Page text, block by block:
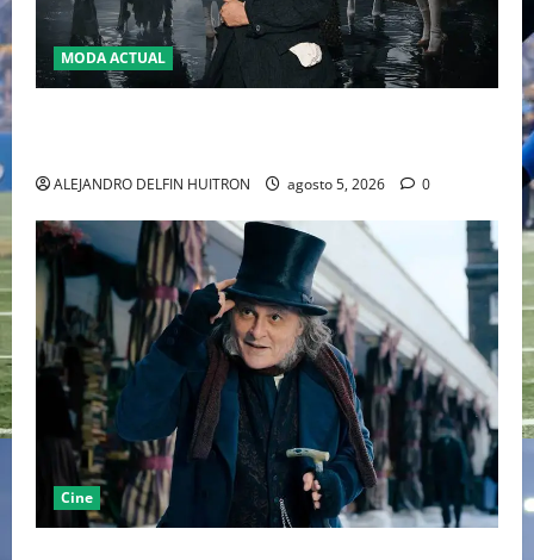
MODA ACTUAL
ALEJANDRO DELFIN HUITRON agosto 5, 2026 0
Cine